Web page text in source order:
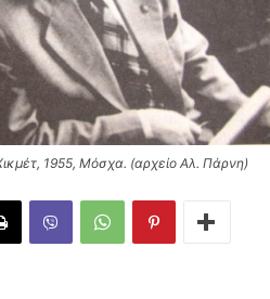
1955, Μόσχα. (αρχείο Αλ. Πάρνη)